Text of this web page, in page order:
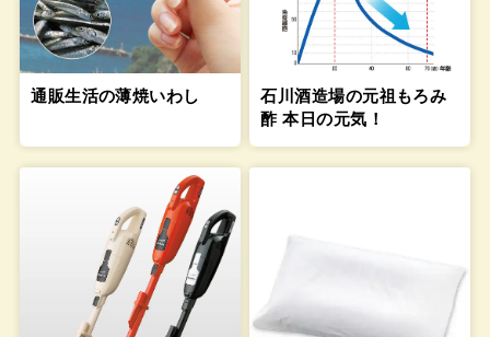
通販生活の薄焼いわし
石川酒造場の元祖もろみ
酢 本日の元気！